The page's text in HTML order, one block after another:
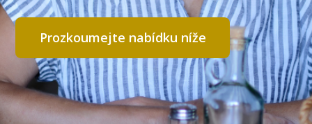
Prozkoumejte nabídku níže